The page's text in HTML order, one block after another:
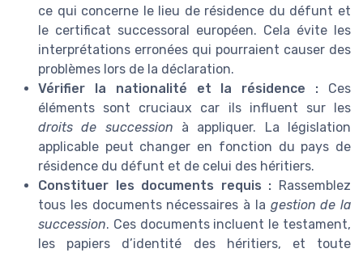
ce qui concerne le lieu de résidence du défunt et
le certificat successoral européen. Cela évite les
interprétations erronées qui pourraient causer des
problèmes lors de la déclaration.
Vérifier la nationalité et la résidence : Ces
éléments sont cruciaux car ils influent sur les
droits de succession à appliquer. La législation
applicable peut changer en fonction du pays de
résidence du défunt et de celui des héritiers.
Constituer les documents requis : Rassemblez
tous les documents nécessaires à la gestion de la
succession. Ces documents incluent le testament,
les papiers d’identité des héritiers, et toute